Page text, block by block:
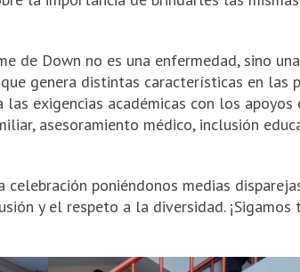
de Down no es una enfermedad, sino
genera distintas características en las
las exigencias académicas con los
asesoramiento médico, inclusión
celebración poniéndonos medias
y el respeto a la diversidad.